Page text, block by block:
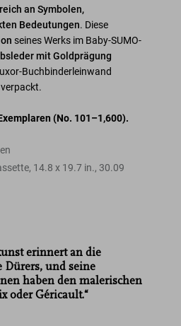
an Symbolen,
Bedeutungen. Diese
seines Werks im Baby-SUMO-
mit Goldprägung
Buchbinderleinwand
verpackt.
(No. 101–1,600).
, 14.8 x 19.7 in., 30.09
erinnert an die
Dürers, und seine
haben den malerischen
oder Géricault.“